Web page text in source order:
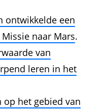
ontwikkelde een
naar Mars.
van
leren in het
op het gebied van